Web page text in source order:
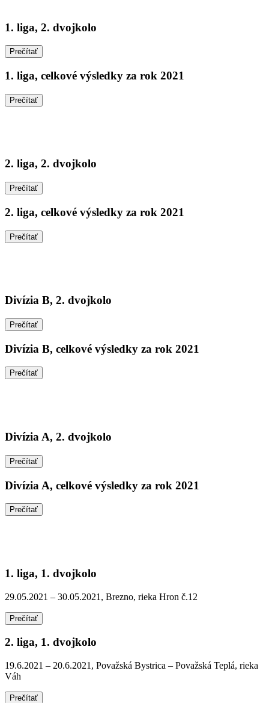
1. liga, 2. dvojkolo
Prečítať
1. liga, celkové výsledky za rok 2021
Prečítať
2. liga, 2. dvojkolo
Prečítať
2. liga, celkové výsledky za rok 2021
Prečítať
Divízia B, 2. dvojkolo
Prečítať
Divízia B, celkové výsledky za rok 2021
Prečítať
Divízia A, 2. dvojkolo
Prečítať
Divízia A, celkové výsledky za rok 2021
Prečítať
1. liga, 1. dvojkolo
29.05.2021 – 30.05.2021, Brezno, rieka Hron č.12
Prečítať
2. liga, 1. dvojkolo
19.6.2021 – 20.6.2021, Považská Bystrica – Považská Teplá, rieka
Váh
Prečítať